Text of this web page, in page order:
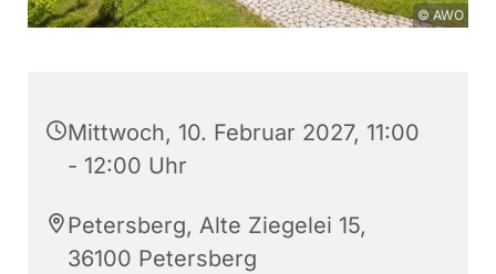
© AWO
Mittwoch, 10. Februar 2027, 11:00
- 12:00 Uhr
Petersberg, Alte Ziegelei 15,
36100 Petersberg